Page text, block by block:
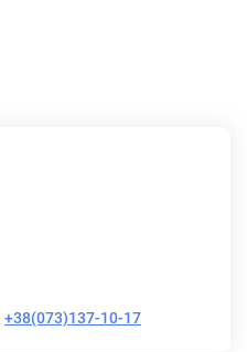
+38(073)137-10-17